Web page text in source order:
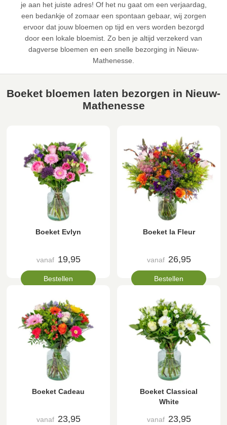
je aan het juiste adres! Of het nu gaat om een verjaardag,
een bedankje of zomaar een spontaan gebaar, wij zorgen
ervoor dat jouw bloemen op tijd en vers worden bezorgd
door een lokale bloemist. Zo ben je altijd verzekerd van
dagverse bloemen en een snelle bezorging in Nieuw-
Mathenesse.
Boeket bloemen laten bezorgen in Nieuw-
Mathenesse
Boeket Evlyn
vanaf 19,95
Bestellen
Boeket la Fleur
vanaf 26,95
Bestellen
Boeket Cadeau
vanaf 23,95
Boeket Classical
White
vanaf 23,95